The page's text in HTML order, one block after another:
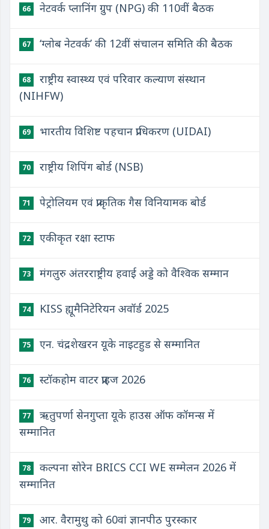
66 नेटवर्क प्लानिंग ग्रुप (NPG) की 110वीं बैठक
67 ‘ग्लोब नेटवर्क’ की 12वीं संचालन समिति की बैठक
68
राष्ट्रीय स्वास्थ्य एवं परिवार कल्याण संस्थान
(NIHFW)
69 भारतीय विशिष्ट पहचान प्राधिकरण (UIDAI)
70 राष्ट्रीय शिपिंग बोर्ड (NSB)
71 पेट्रोलियम एवं प्राकृतिक गैस विनियामक बोर्ड
72 एकीकृत रक्षा स्टाफ
73 मंगलुरु अंतरराष्ट्रीय हवाई अड्डे को वैश्विक सम्मान
74 KISS ह्यूमैनिटेरियन अवॉर्ड 2025
75 एन. चंद्रशेखरन यूके नाइटहुड से सम्मानित
76 स्टॉकहोम वाटर प्राइज 2026
77
ऋतुपर्णा सेनगुप्ता यूके हाउस ऑफ कॉमन्स में
सम्मानित
78
कल्पना सोरेन BRICS CCI WE सम्मेलन 2026 में
सम्मानित
79 आर. वैरामुथु को 60वां ज्ञानपीठ पुरस्कार